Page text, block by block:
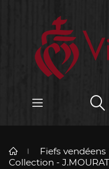
Fiefs
Collection -